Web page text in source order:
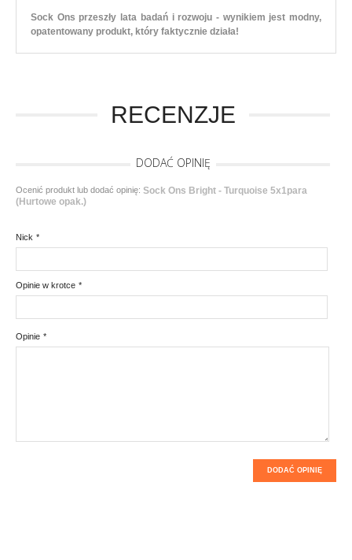
Sock Ons przeszły lata badań i rozwoju - wynikiem jest modny,
opatentowany produkt, który faktycznie działa!
RECENZJE
DODAĆ OPINIĘ
Ocenić produkt lub dodać opinię: Sock Ons Bright - Turquoise 5x1para
(Hurtowe opak.)
*
Nick
*
Opinie w krotce
*
Opinie
DODAĆ OPINIĘ